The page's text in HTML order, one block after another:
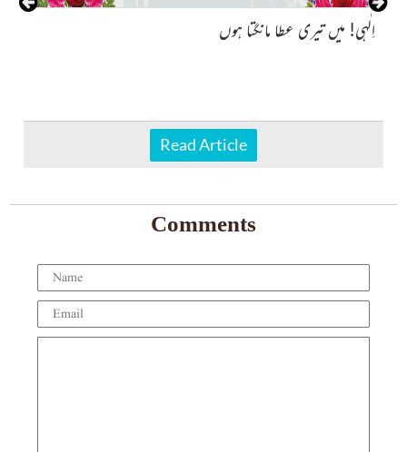
اِلٰہی! میں تیری عطا مانگتا ہوں
Read Article
Comments